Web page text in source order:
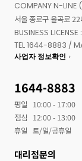
COMPANY N-LINE
서울 종로구 율곡로
BUSINESS
TEL 1644-8883 /
사업자 정보확인
1644-8883
평일
10:00 - 17:00
점심
12:00 - 13:00
휴일 토/일/공휴일
대리점문의